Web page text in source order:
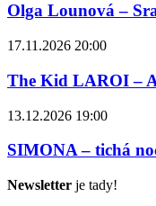
Olga Lounová –
17.11.2026 20:00
The Kid LAROI –
13.12.2026 19:00
SIMONA – tichá
Newsletter je tady!